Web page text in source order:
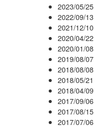
2023/05/25
2022/09/13
2021/12/10
2020/04/22
2020/01/08
2019/08/07
2018/08/08
2018/05/21
2018/04/09
2017/09/06
2017/08/15
2017/07/06